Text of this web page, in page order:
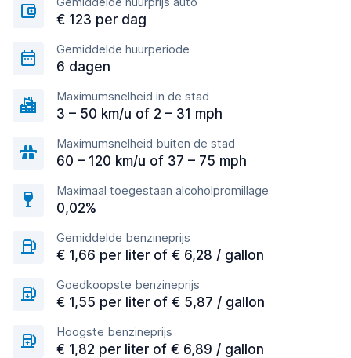
€ 123 per dag
Gemiddelde huurperiode
6 dagen
Maximumsnelheid in de stad
3 – 50 km/u of 2 – 31 mph
Maximumsnelheid buiten de stad
60 – 120 km/u of 37 – 75 mph
Maximaal toegestaan alcoholpromillage
0,02%
Gemiddelde benzineprijs
€ 1,66 per liter of € 6,28 / gallon
Goedkoopste benzineprijs
€ 1,55 per liter of € 5,87 / gallon
Hoogste benzineprijs
€ 1,82 per liter of € 6,89 / gallon